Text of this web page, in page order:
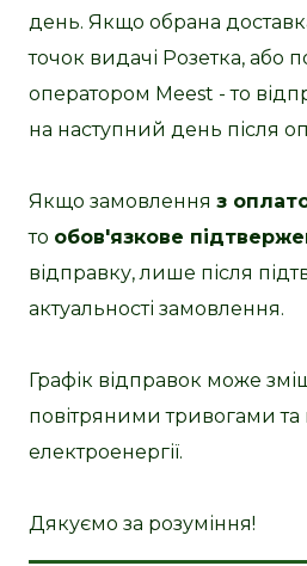
день. Якщо обрана
точок видачі Розетка, або
оператором Meest - то
на наступний день після
Якщо замовлення з
то обов'язкове
відправку, лише після
актуальності замовлення.
Графік відправок може
повітряними тривогами
електроенергії.
Дякуємо за розуміння!